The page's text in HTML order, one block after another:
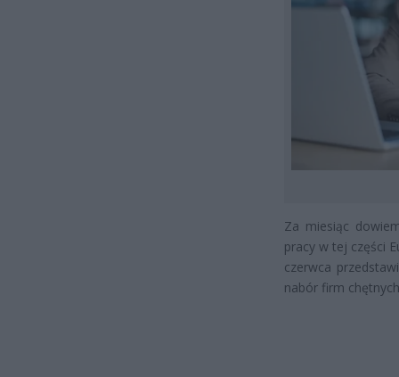
Za miesiąc
pracy w tej części
czerwca
nabór firm